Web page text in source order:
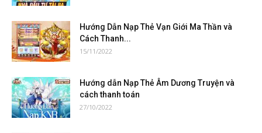
Hướng Dẫn Nạp Thẻ Vạn Giới Ma Thần và
Cách Thanh...
15/11/2022
Hướng dẫn Nạp Thẻ Âm Dương Truyện và
cách thanh toán
27/10/2022